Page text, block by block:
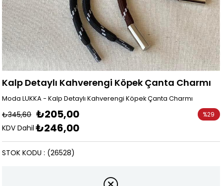
Kalp Detaylı Kahverengi Köpek Çanta Charmı
Moda LUKKA - Kalp Detaylı Kahverengi Köpek Çanta Charmı
₺345,60 ₺205,00
KDV Dahil ₺246,00
%29
(26528)
STOK KODU